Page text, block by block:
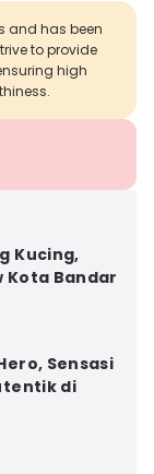
and has been
to provide
high
Kucing,
Kota Bandar
Sensasi
di